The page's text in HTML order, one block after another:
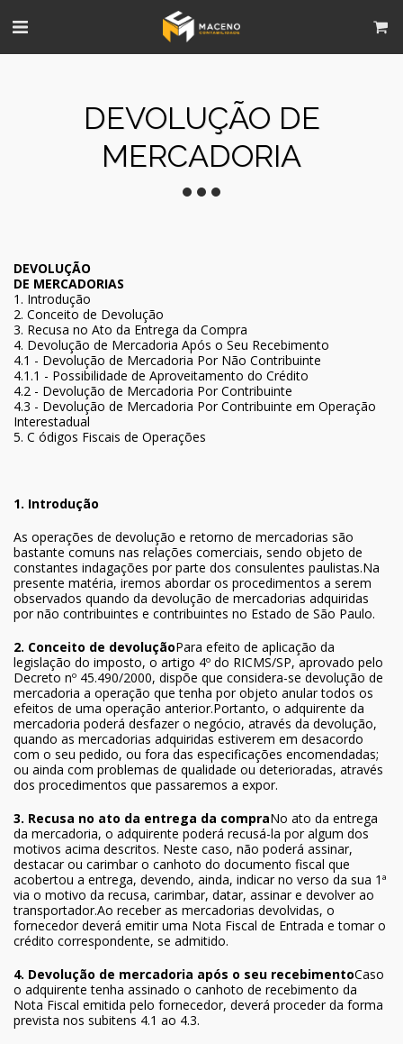
DEVOLUÇÃO DE
MERCADORIA
DEVOLUÇÃO
DE MERCADORIAS
1. Introdução
2. Conceito de Devolução
3. Recusa no Ato da Entrega da Compra
4. Devolução de Mercadoria Após o Seu Recebimento
4.1 - Devolução de Mercadoria Por Não Contribuinte
4.1.1 - Possibilidade de Aproveitamento do Crédito
4.2 - Devolução de Mercadoria Por Contribuinte
4.3 - Devolução de Mercadoria Por Contribuinte em Operação
Interestadual
5. C ódigos Fiscais de Operações
1. Introdução
As operações de devolução e retorno de mercadorias são
bastante comuns nas relações comerciais, sendo objeto de
constantes indagações por parte dos consulentes paulistas.Na
presente matéria, iremos abordar os procedimentos a serem
observados quando da devolução de mercadorias adquiridas
por não contribuintes e contribuintes no Estado de São Paulo.
2. Conceito de devoluçãoPara efeito de aplicação da
legislação do imposto, o artigo 4º do RICMS/SP, aprovado pelo
Decreto nº 45.490/2000, dispõe que considera-se devolução de
mercadoria a operação que tenha por objeto anular todos os
efeitos de uma operação anterior.Portanto, o adquirente da
mercadoria poderá desfazer o negócio, através da devolução,
quando as mercadorias adquiridas estiverem em desacordo
com o seu pedido, ou fora das especificações encomendadas;
ou ainda com problemas de qualidade ou deterioradas, através
dos procedimentos que passaremos a expor.
3. Recusa no ato da entrega da compraNo ato da entrega
da mercadoria, o adquirente poderá recusá-la por algum dos
motivos acima descritos. Neste caso, não poderá assinar,
destacar ou carimbar o canhoto do documento fiscal que
acobertou a entrega, devendo, ainda, indicar no verso da sua 1ª
via o motivo da recusa, carimbar, datar, assinar e devolver ao
transportador.Ao receber as mercadorias devolvidas, o
fornecedor deverá emitir uma Nota Fiscal de Entrada e tomar o
crédito correspondente, se admitido.
4. Devolução de mercadoria após o seu recebimentoCaso
o adquirente tenha assinado o canhoto de recebimento da
Nota Fiscal emitida pelo fornecedor, deverá proceder da forma
prevista nos subitens 4.1 ao 4.3.